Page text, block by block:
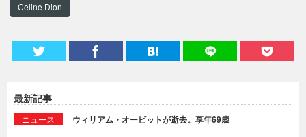
Celine Dion
最新記事
ニュース ウィリアム・オービットが逝去。享年69歳